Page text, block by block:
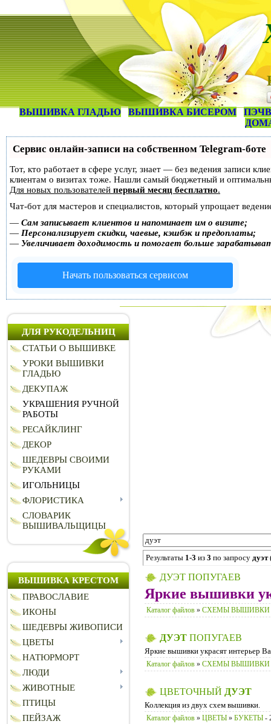
ВЫШИВКА ГЛАДЬЮ ВЫШИВКА БИСЕРОМ
Сервис онлайн-записи на собственном Telegram-боте
Тот, кто работает в сфере услуг, знает — без ведения записи
клиентам о визитах тоже. Нашли самый бюджетный и
Для новых пользователей первый месяц бесплатно.
Чат-бот для мастеров и специалистов, который упрощает
— Сам записывает клиентов и напоминает им о визите;
— Персонализирует скидки, чаевые, кэшбэк и предоплаты;
— Увеличивает доходимость и помогает больше
Начать пользоваться сервисом
ДЛЯ РУКОДЕЛЬНИЦ
СТАТЬИ О ВЫШИВКЕ
УРОКИ ВЫШИВКИ
ГЛАДЬЮ
ДЕКУПАЖ
УКРАШЕНИЯ РУЧНОЙ
РАБОТЫ
РЕСАЙКЛИНГ
ДЕКОР
ШЕДЕВРЫ СВОИМИ
РУКАМИ
ИГОЛЬНИЦЫ
ФЛОРИСТИКА
СЛОВАРИК
ВЫШИВАЛЬЩИЦЫ
ВЫШИВКА КРЕСТОМ
ПРАВОСЛАВИЕ
ИКОНЫ
ШЕДЕВРЫ ЖИВОПИСИ
ЦВЕТЫ
НАТЮРМОРТ
ЛЮДИ
ЖИВОТНЫЕ
ПТИЦЫ
ПЕЙЗАЖ
Результаты 1-3 из 3 по запросу дуэт
ДУЭТ ПОПУГАЕВ
Яркие вышивки
Каталог файлов » CХЕМЫ ВЫШИВКИ
ДУЭТ ПОПУГАЕВ
Яркие вышивки украсят интерьер
Каталог файлов » CХЕМЫ ВЫШИВКИ
ЦВЕТОЧНЫЙ ДУЭТ
Коллекция из двух схем вышивки.
Каталог файлов » ЦВЕТЫ » БУКЕТЫ -